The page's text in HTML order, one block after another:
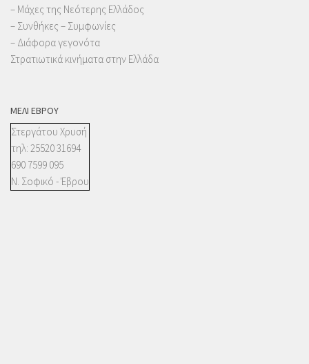
– Μάχες της Νεότερης Ελλάδος
– Συνθήκες – Συμφωνίες
– Διάφορα γεγονότα
Στρατιωτικά κινήματα στην Ελλάδα
ΜΈΛΙ ΈΒΡΟΥ
Στεργάτου Χρυσή
τηλ: 25520 31694
690 7599 095
Ν. Σοφικό - Έβρου